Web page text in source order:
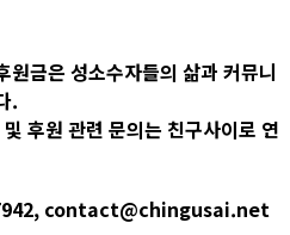
원금은 성소수자들의 삶과 커뮤니
.
후원 관련 문의는 친구사이로 연
7942, contact@chingusai.net